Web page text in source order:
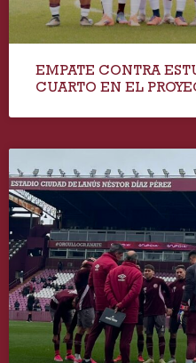
EMPATE CONTRA
CUARTO EN EL